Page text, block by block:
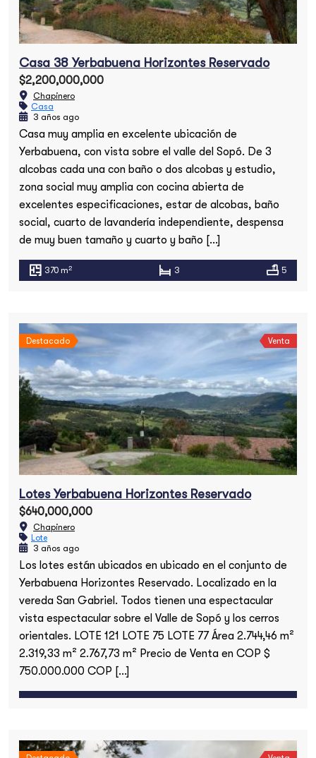
Casa 38 Yerbabuena Horizontes Reservado
$2,200,000,000
Chapinero
Casa
3 años ago
Casa muy amplia en excelente ubicación de
Yerbabuena, con vista sobre el valle del Sopó. De 3
alcobas cada una con baño o dos alcobas y estudio,
zona social muy amplia con cocina abierta de
excelentes especificaciones, estar de alcobas, baño
social, cuarto de lavandería independiente, despensa
de muy buen tamaño y cuarto y baño […]
370 m2 3 5
Destacado Venta
Lotes Yerbabuena Horizontes Reservado
$640,000,000
Chapinero
Lote
3 años ago
Los lotes están ubicados en ubicado en el conjunto de
Yerbabuena Horizontes Reservado. Localizado en la
vereda San Gabriel. Todos tienen una espectacular
vista espectacular sobre el Valle de Sopó y los cerros
orientales. LOTE 121 LOTE 75 LOTE 77 Área 2.744,46 m²
2.319,33 m² 2.767,73 m² Precio de Venta en COP $
750.000.000 COP […]